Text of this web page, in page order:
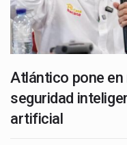
Atlántico pone
seguridad
artificial